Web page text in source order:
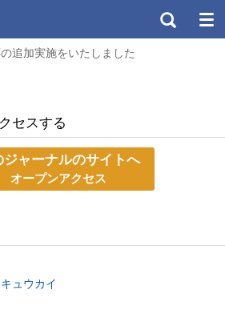
追加実施をいたしました
セスする
ジャーナルのサイトへ
オープンアクセス
ュウカイ